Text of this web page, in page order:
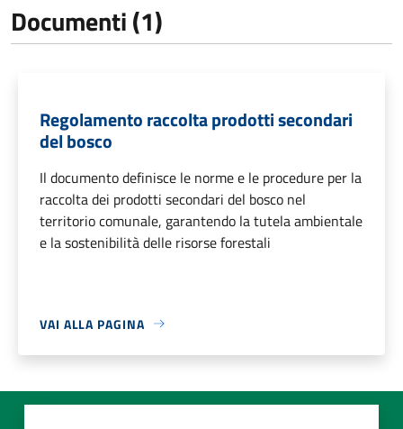
Documenti (1)
Regolamento raccolta prodotti secondari
del bosco
Il documento definisce le norme e le procedure per la
raccolta dei prodotti secondari del bosco nel
territorio comunale, garantendo la tutela ambientale
e la sostenibilità delle risorse forestali
VAI ALLA PAGINA